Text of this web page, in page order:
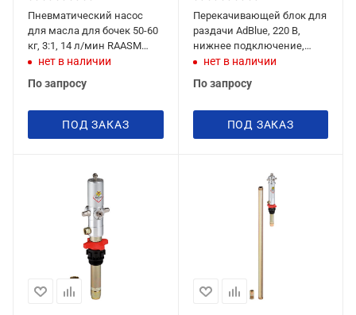
Пневматический насос
для масла для бочек 50-60
кг, 3:1, 14 л/мин RAASM
35176
нет в наличии
По запросу
ПОД ЗАКАЗ
Перекачивающей блок для
раздачи AdBlue, 220 В,
нижнее подключение,
Piusi SUZZARABLUE BASIC
нет в наличии
По запросу
ПОД ЗАКАЗ